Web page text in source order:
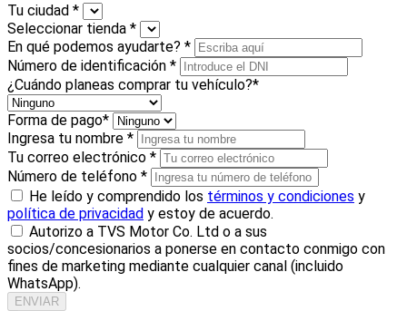
Tu ciudad *
Seleccionar tienda *
En qué podemos ayudarte? *
Número de identificación *
¿Cuándo planeas comprar tu vehículo?*
Forma de pago*
Ingresa tu nombre *
Tu correo electrónico *
Número de teléfono *
He leído y comprendido los términos y condiciones y
política de privacidad y estoy de acuerdo.
Autorizo a TVS Motor Co. Ltd o a sus
socios/concesionarios a ponerse en contacto conmigo con
fines de marketing mediante cualquier canal (incluido
WhatsApp).